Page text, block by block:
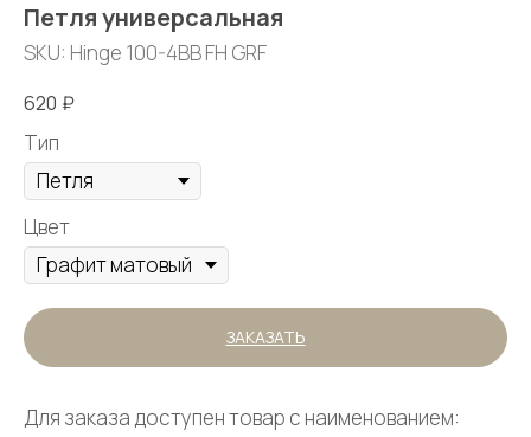
Петля универсальная
SKU: Hinge 100-4BB FH GRF
620 ₽
Тип
Цвет
ЗАКАЗАТЬ
Для заказа доступен товар с наименованием: